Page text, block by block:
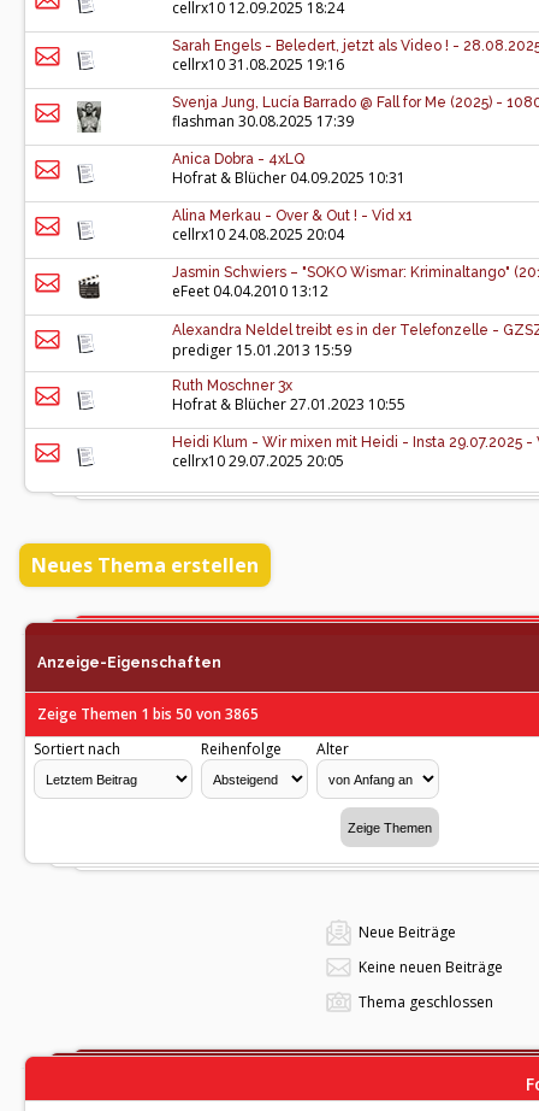
cellrx10 12.09.2025 18:24
Sarah Engels - Beledert, jetzt als Video ! -
cellrx1031.08.2025 19:16
Svenja Jung, Lucía Barrado @ Fall for Me (2025) -
flashman 30.08.2025 17:39
Anica Dobra - 4xLQ
Hofrat & Blücher 04.09.2025 10:31
Alina Merkau - Over & Out ! - Vid x1
cellrx1024.08.2025 20:04
Jasmin Schwiers – "SOKO Wismar: Kriminaltango"
eFeet 04.04.2010 13:12
Alexandra Neldel treibt es in der Telefonzelle -
prediger 15.01.2013 15:59
Ruth Moschner 3x
Hofrat & Blücher27.01.2023 10:55
Heidi Klum - Wir mixen mit Heidi - Insta 29.07.2025 -
cellrx1029.07.2025 20:05
Neues Thema erstellen
Anzeige-Eigenschaften
Zeige Themen 1 bis 50 von 3865
Sortiert nach
Reihenfolge Alter
Neue Beiträge
Keine neuen Beiträge
Thema geschlossen